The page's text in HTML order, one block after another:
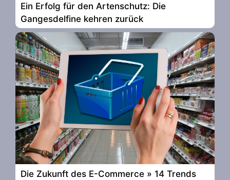
Ein Erfolg für den Artenschutz: Die
Gangesdelfine kehren zurück
Die Zukunft des E-Commerce » 14 Trends